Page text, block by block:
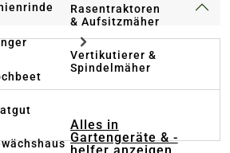
Rasentraktoren
& Aufsitzmäher
Vertikutierer &
Spindelmäher
Alles in
Gartengeräte & -